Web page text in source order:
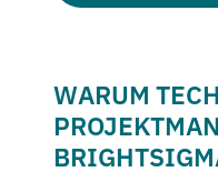
WARUM